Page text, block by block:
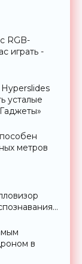
RGB-
играть -
усталые
метров
в